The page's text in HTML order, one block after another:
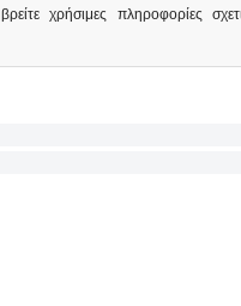
χρήσιμες πληροφορίες